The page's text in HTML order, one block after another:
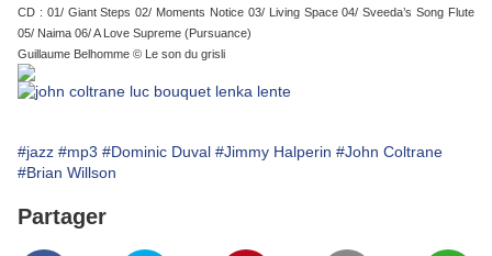
CD : 01/ Giant Steps 02/ Moments Notice 03/ Living Space 04/ Sveeda’s Song Flute
05/ Naima 06/ A Love Supreme (Pursuance)
Guillaume Belhomme © Le son du grisli
#jazz #mp3 #Dominic Duval #Jimmy Halperin #John Coltrane
#Brian Willson
Partager